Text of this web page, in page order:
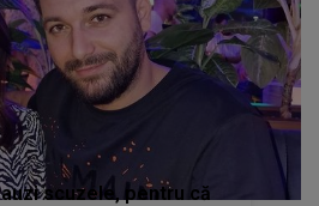
scuzele, pentru că